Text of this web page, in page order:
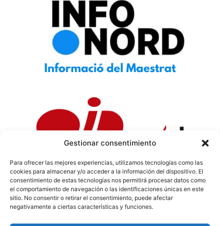
Gestionar consentimiento
Para ofrecer las mejores experiencias, utilizamos tecnologías como las
cookies para almacenar y/o acceder a la información del dispositivo. El
consentimiento de estas tecnologías nos permitirá procesar datos como
el comportamiento de navegación o las identificaciones únicas en este
sitio. No consentir o retirar el consentimiento, puede afectar
negativamente a ciertas características y funciones.
Política de Privacidad| Política de Cookies|Aviso
Legal|Codi ètic|Tarifes de Publicitat